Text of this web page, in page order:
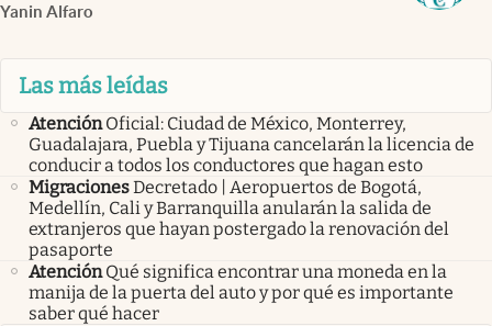
Yanin Alfaro
Las más leídas
Atención Oficial: Ciudad de México, Monterrey,
Guadalajara, Puebla y Tijuana cancelarán la licencia de
conducir a todos los conductores que hagan esto
MigracionesDecretado | Aeropuertos de Bogotá,
Medellín, Cali y Barranquilla anularán la salida de
extranjeros que hayan postergado la renovación del
pasaporte
Atención Qué significa encontrar una moneda en la
manija de la puerta del auto y por qué es importante
saber qué hacer